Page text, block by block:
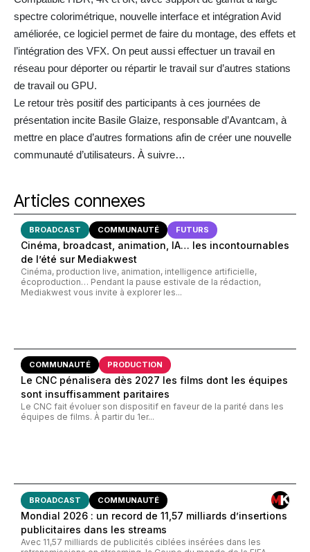
spectre colorimétrique, nouvelle interface et intégration Avid
améliorée, ce logiciel permet de faire du montage, des effets et
l’intégration des VFX. On peut aussi effectuer un travail en
réseau pour déporter ou répartir le travail sur d’autres stations
de travail ou GPU.
Le retour très positif des participants à ces journées de
présentation incite Basile Glaize, responsable d’Avantcam, à
mettre en place d’autres formations afin de créer une nouvelle
communauté d’utilisateurs. À suivre…
Articles connexes
BROADCAST COMMUNAUTÉ FUTURS
Cinéma, broadcast, animation, IA… les incontournables
de l’été sur Mediakwest
Cinéma, production live, animation, intelligence artificielle,
écoproduction… Pendant la pause estivale de la rédaction,
Mediakwest vous invite à explorer les...
COMMUNAUTÉ PRODUCTION
Le CNC pénalisera dès 2027 les films dont les équipes
sont insuffisamment paritaires
Le CNC fait évoluer son dispositif en faveur de la parité dans les
équipes de films. À partir du 1er...
BROADCAST COMMUNAUTÉ
Mondial 2026 : un record de 11,57 milliards d’insertions
publicitaires dans les streams
Avec 11,57 milliards de publicités ciblées insérées dans les